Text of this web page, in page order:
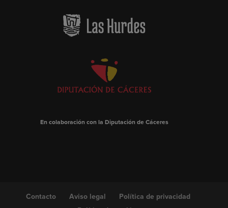
En colaboración con la Diputación de Cáceres
Contacto Aviso legal
Política de privacidad